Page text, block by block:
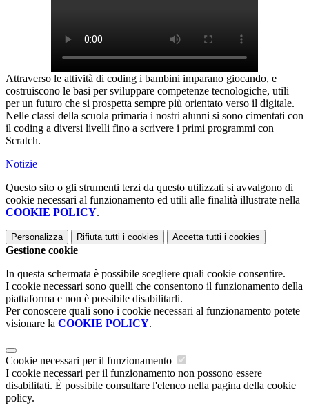
Attraverso le attività di coding i bambini imparano giocando, e
costruiscono le basi per sviluppare competenze tecnologiche, utili
per un futuro che si prospetta sempre più orientato verso il digitale.
Nelle classi della scuola primaria i nostri alunni si sono cimentati con
il coding a diversi livelli fino a scrivere i primi programmi con
Scratch.
Notizie
Questo sito o gli strumenti terzi da questo utilizzati si avvalgono di
cookie necessari al funzionamento ed utili alle finalità illustrate nella
COOKIE POLICY.
Personalizza Rifiuta tutti i cookies Accetta tutti i cookies
Gestione cookie
In questa schermata è possibile scegliere quali cookie consentire.
I cookie necessari sono quelli che consentono il funzionamento della
piattaforma e non è possibile disabilitarli.
Per conoscere quali sono i cookie necessari al funzionamento potete
visionare la COOKIE POLICY.
Cookie necessari per il funzionamento
I cookie necessari per il funzionamento non possono essere
disabilitati. È possibile consultare l'elenco nella pagina della cookie
policy.